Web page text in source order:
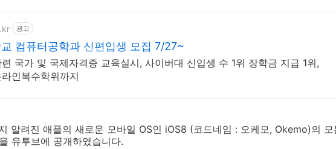
광고
컴퓨터공학과 신편입생 모집 7/27~
국가 및 국제자격증 교육실시, 사이버대 신입생 수 1위 장학금 지급 1위,
인복수학위까지
알려진 애플의 새로운 모바일 OS인 iOS8 (코드네임 : 오케모, Okemo)의
유투브에 공개하였습니다.